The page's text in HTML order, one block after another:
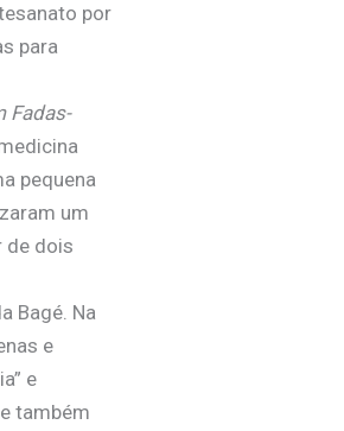
por
para
Fadas-
pequena
um
de dois
Bagé. Na
e
e
também